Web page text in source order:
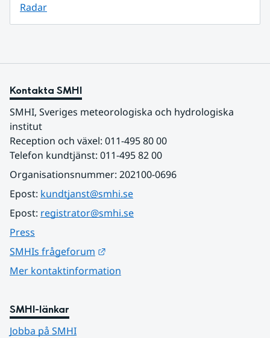
Radar
Kontakta SMHI
SMHI, Sveriges meteorologiska och hydrologiska
institut
Reception och växel: 011-495 80 00
Telefon kundtjänst: 011-495 82 00
Organisationsnummer: 202100-0696
Epost: kundtjanst@smhi.se
Epost: registrator@smhi.se
Press
SMHIs frågeforum
Mer kontaktinformation
SMHI-länkar
Jobba på SMHI